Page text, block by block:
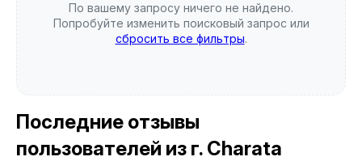
По вашему запросу ничего не найдено.
Попробуйте изменить поисковый запрос или
сбросить все фильтры.
Последние отзывы
пользователей из г. Charata